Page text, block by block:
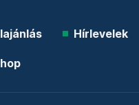
Hírlevelek